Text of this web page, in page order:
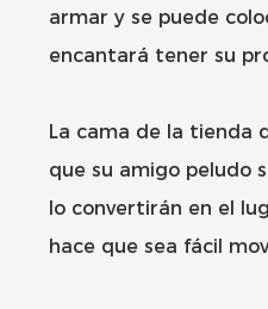
armar y se puede
encantará tener su
La cama de la tienda
que su amigo peludo
lo convertirán en el
hace que sea fácil